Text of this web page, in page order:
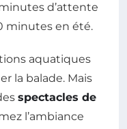
d’attente
minutes en été.
aquatiques
la balade. Mais
spectacles de
l’ambiance